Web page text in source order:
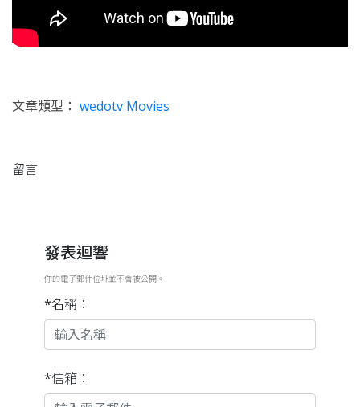
文章類型： wedotv Movies
留言
發表迴響
你的電子郵件位址並不會被公開。
*名稱：
*信箱：